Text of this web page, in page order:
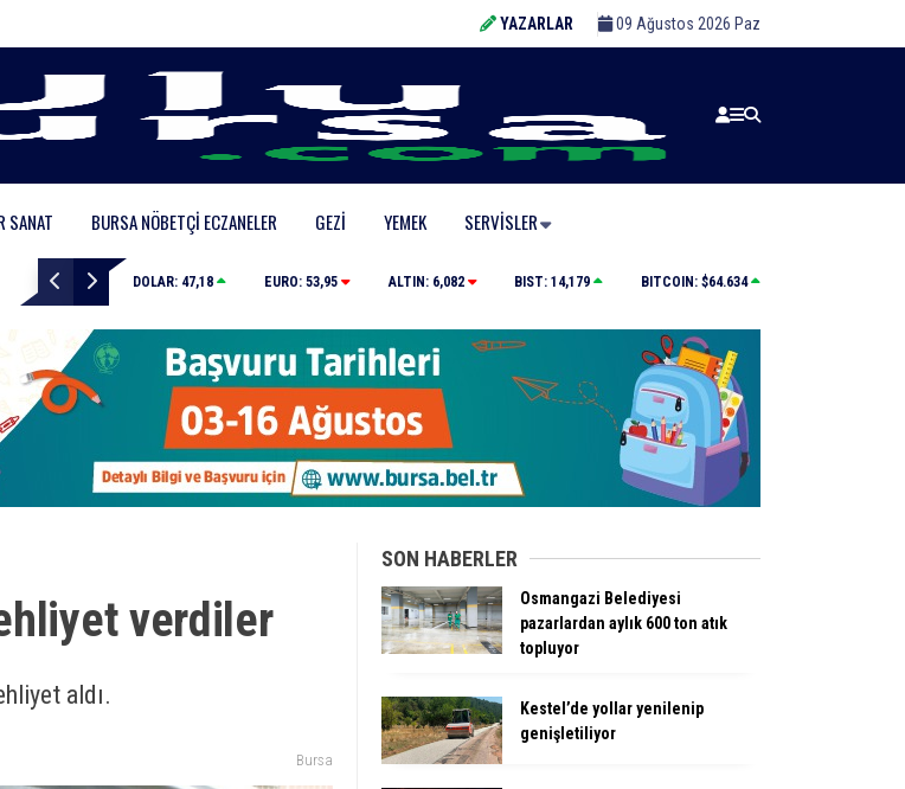
YAZARLAR 09 Ağustos 2026 Paz
SANAT BURSA NÖBETÇI ECZANELER GEZI YEMEK SERVISLER
Bursa’da binlerce kişi meteor yağmuru için bir araya geldi Bursa’da huzur uygulaması: 21 aranan şahıs
DOLAR: 47,18 EURO: 53,95 ALTIN: 6,082 BIST: 14,179 BITCOIN: $64.634
verdiler
aldı.
Bursa
SON HABERLER
Osmangazi Belediyesi
pazarlardan aylık 600 ton atık
topluyor
Kestel’de yollar yenilenip
genişletiliyor